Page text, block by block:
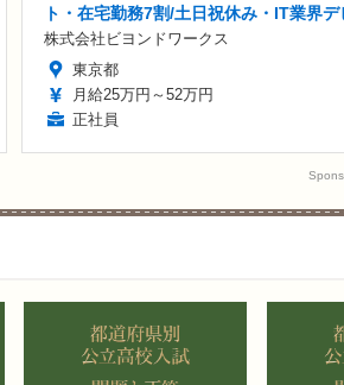
ト・在宅勤務7割/土日祝休み・IT業界デ
株式会社ビヨンドワークス
東京都
月給25万円～52万円
正社員